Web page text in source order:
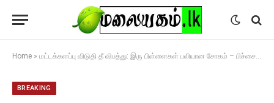
Home » மட்டக்களப்பு விடுதி தீ விபத்து: இரு பிள்ளைகள் பலியான சோகம் – பிச்சை எடுப்பதற்காக நாடகமாடிய ‘போலி’ தந்தை கைது! அதிர்ச்சி பின்னணி வௌியானது.
BREAKING